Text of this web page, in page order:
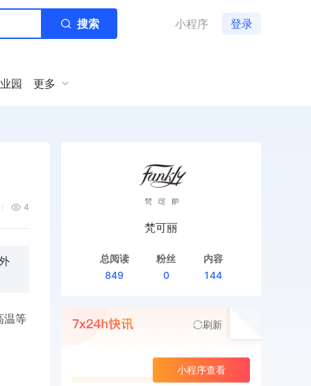
搜索 小程序 登录
园 更多
4
温等
梵可丽
总阅读
849
粉丝
0
内容
144
刷新
小程序查看